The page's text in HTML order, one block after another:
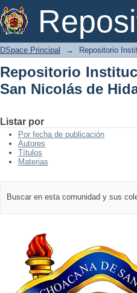
Repositorio
DSpace Principal → Repositorio
Repositorio
San Nicolás de
Listar por
Por fecha de publicación
Autores
Títulos
Materias
Buscar en esta comunidad y sus